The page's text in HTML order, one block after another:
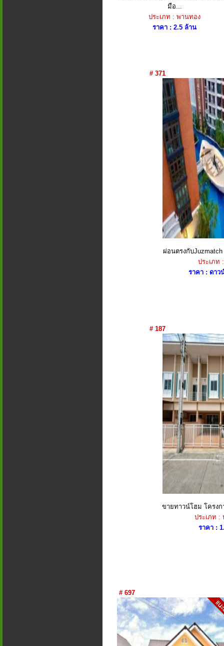
มือ...
ประเภท : พานทอง
ราคา : 2.5 ล้าน
# 371
ผ่อนตรงกับ
ประเภท
ราคา : ดาว
# 187
ขายทาวน์โฮม โครงก
ประเภท :
ราคา :
# 697